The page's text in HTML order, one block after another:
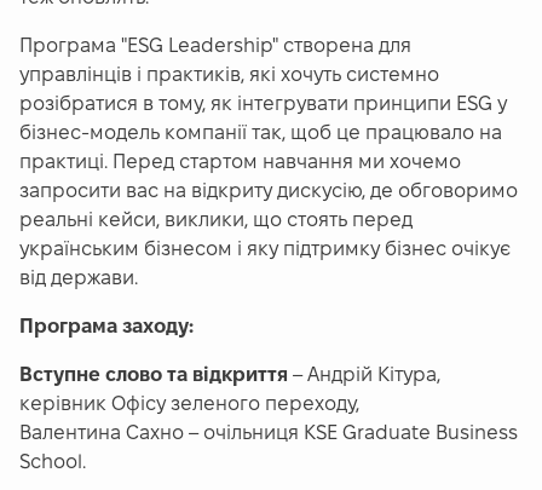
Програма "ESG Leadership" створена для
управлінців і практиків, які хочуть системно
розібратися в тому, як інтегрувати принципи ESG у
бізнес-модель компанії так, щоб це працювало на
практиці. Перед стартом навчання ми хочемо
запросити вас на відкриту дискусію, де обговоримо
реальні кейси, виклики, що стоять перед
українським бізнесом і яку підтримку бізнес очікує
від держави.
Програма заходу:
Вступне слово та відкриття – Андрій Кітура,
керівник Офісу зеленого переходу,
Валентина Сахно – очільниця KSE Graduate Business
School.